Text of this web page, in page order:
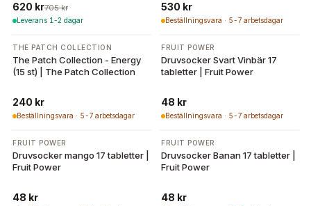
620 kr705 kr
Leverans 1-2 dagar
530 kr
Beställningsvara · 5-7 arbetsdagar
THE PATCH COLLECTION
The Patch Collection - Energy
(15 st) | The Patch Collection
240 kr
Beställningsvara · 5-7 arbetsdagar
FRUIT POWER
Druvsocker Svart Vinbär 17
tabletter | Fruit Power
48 kr
Beställningsvara · 5-7 arbetsdagar
FRUIT POWER
Druvsocker mango 17 tabletter |
Fruit Power
48 kr
FRUIT POWER
Druvsocker Banan 17 tabletter |
Fruit Power
48 kr